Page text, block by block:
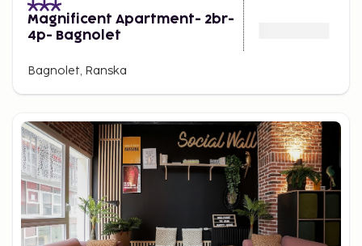
Magnificent Apartment- 2br-
4p- Bagnolet
Bagnolet, Ranska